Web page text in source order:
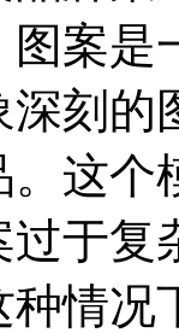
图案是
深刻的
。这个
过于复
种情况